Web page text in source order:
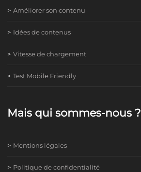
Améliorer son contenu
Idées de contenus
Vitesse de chargement
Test Mobile Friendly
Mais qui sommes-nous ?
Mentions légales
Politique de confidentialité